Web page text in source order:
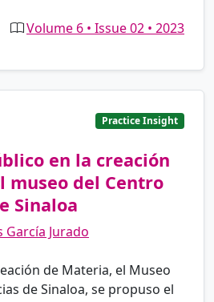
Volume 6 • Issue 02 • 2023
Practice Insight
en la creación
museo del Centro
Sinaloa
García Jurado
de Materia, el Museo
de Sinaloa, se propuso el